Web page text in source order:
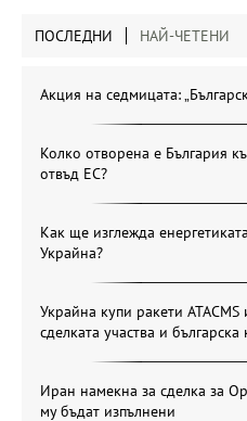
ПОСЛЕДНИ НАЙ-ЧЕТЕНИ
Акция на седмицата:
Колко отворена е България
отвъд ЕС?
Как ще изглежда
Украйна?
Украйна купи ракети
сделката участва и
Иран намекна за сделка за
му бъдат изпълнени